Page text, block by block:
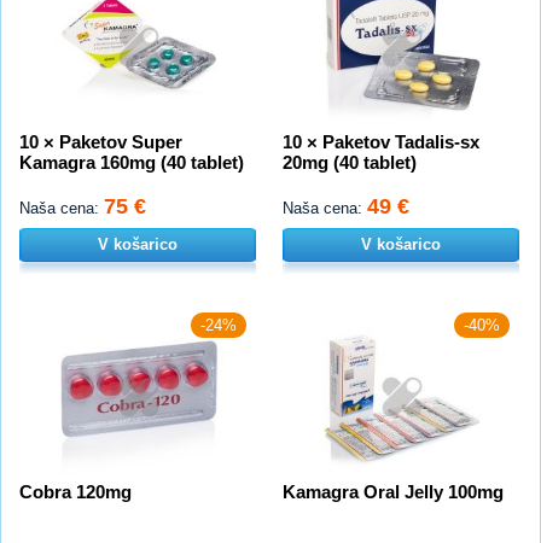
10 × Paketov Super
Kamagra 160mg (40 tablet)
Naša cena: 75 €
V košarico
10 × Paketov Tadalis-sx
20mg (40 tablet)
Naša cena: 49 €
V košarico
-24%
Cobra 120mg
-40%
Kamagra Oral Jelly 100mg